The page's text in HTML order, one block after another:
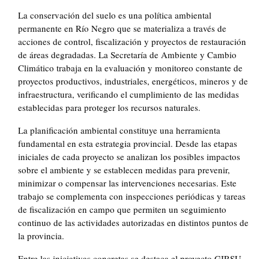
La conservación del suelo es una política ambiental
permanente en Río Negro que se materializa a través de
acciones de control, fiscalización y proyectos de restauración
de áreas degradadas. La Secretaría de Ambiente y Cambio
Climático trabaja en la evaluación y monitoreo constante de
proyectos productivos, industriales, energéticos, mineros y de
infraestructura, verificando el cumplimiento de las medidas
establecidas para proteger los recursos naturales.
La planificación ambiental constituye una herramienta
fundamental en esta estrategia provincial. Desde las etapas
iniciales de cada proyecto se analizan los posibles impactos
sobre el ambiente y se establecen medidas para prevenir,
minimizar o compensar las intervenciones necesarias. Este
trabajo se complementa con inspecciones periódicas y tareas
de fiscalización en campo que permiten un seguimiento
continuo de las actividades autorizadas en distintos puntos de
la provincia.